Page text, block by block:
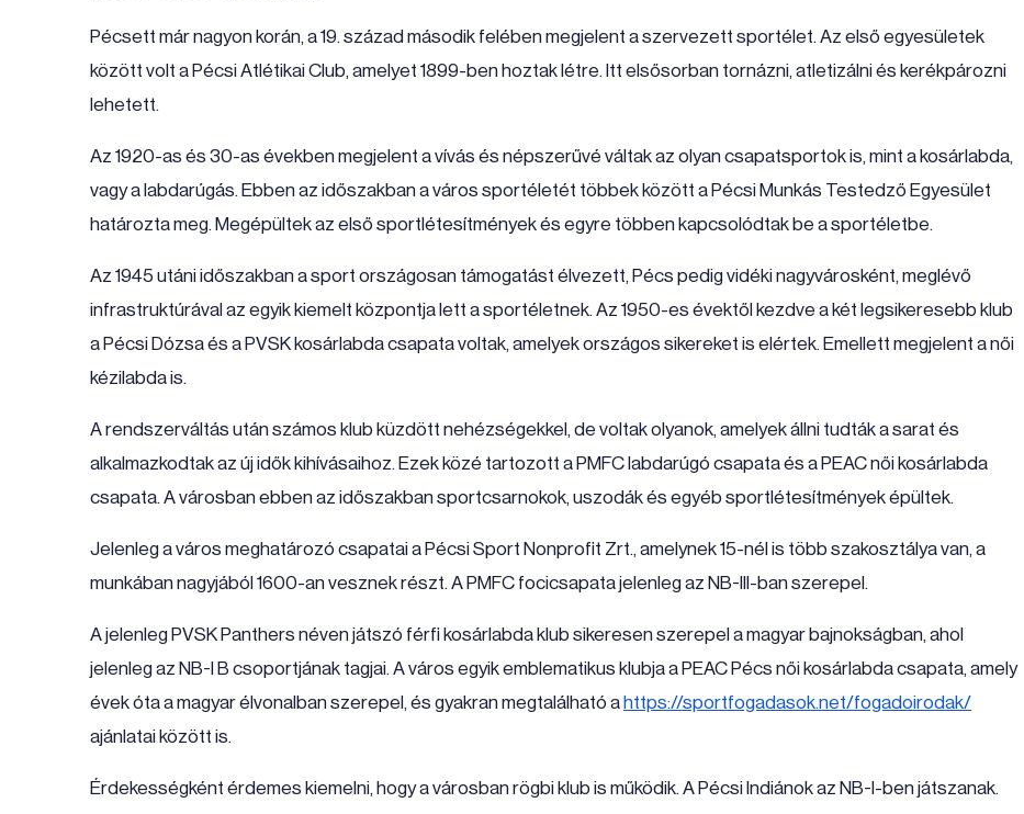
Pécsett már nagyon korán, a 19. század második felében megjelent a szervezett sportélet. Az első egyesületek
között volt a Pécsi Atlétikai Club, amelyet 1899-ben hoztak létre. Itt elsősorban tornázni, atletizálni és kerékpározni
lehetett.
Az 1920-as és 30-as években megjelent a vívás és népszerűvé váltak az olyan csapatsportok is, mint a kosárlabda,
vagy a labdarúgás. Ebben az időszakban a város sportéletét többek között a Pécsi Munkás Testedző Egyesület
határozta meg. Megépültek az első sportlétesítmények és egyre többen kapcsolódtak be a sportéletbe.
Az 1945 utáni időszakban a sport országosan támogatást élvezett, Pécs pedig vidéki nagyvárosként, meglévő
infrastruktúrával az egyik kiemelt központja lett a sportéletnek. Az 1950-es évektől kezdve a két legsikeresebb klub
a Pécsi Dózsa és a PVSK kosárlabda csapata voltak, amelyek országos sikereket is elértek. Emellett megjelent a női
kézilabda is.
A rendszerváltás után számos klub küzdött nehézségekkel, de voltak olyanok, amelyek állni tudták a sarat és
alkalmazkodtak az új idők kihívásaihoz. Ezek közé tartozott a PMFC labdarúgó csapata és a PEAC női kosárlabda
csapata. A városban ebben az időszakban sportcsarnokok, uszodák és egyéb sportlétesítmények épültek.
Jelenleg a város meghatározó csapatai a Pécsi Sport Nonprofit Zrt., amelynek 15-nél is több szakosztálya van, a
munkában nagyjából 1600-an vesznek részt. A PMFC focicsapata jelenleg az NB-III-ban szerepel.
A jelenleg PVSK Panthers néven játszó férfi kosárlabda klub sikeresen szerepel a magyar bajnokságban, ahol
jelenleg az NB-I B csoportjának tagjai. A város egyik emblematikus klubja a PEAC Pécs női kosárlabda csapata, amely
évek óta a magyar élvonalban szerepel, és gyakran megtalálható a https://sportfogadasok.net/fogadoirodak/
ajánlatai között is.
Érdekességként érdemes kiemelni, hogy a városban rögbi klub is működik. A Pécsi Indiánok az NB-I-ben játszanak.